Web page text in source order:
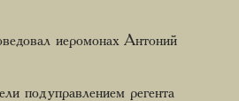
иеромонах Антоний
под управлением регента